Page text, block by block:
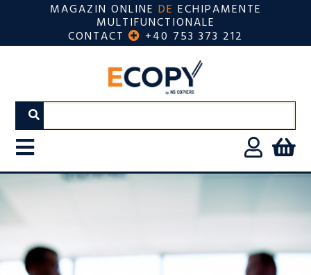
MAGAZIN ONLINE DE ECHIPAMENTE
MULTIFUNCTIONALE
CONTACT +40 753 373 212